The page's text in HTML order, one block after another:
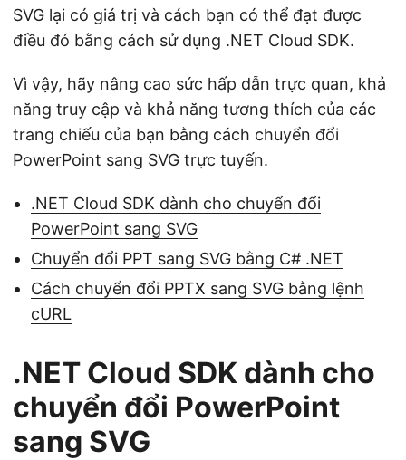
SVG lại có giá trị và cách bạn có thể đạt được
điều đó bằng cách sử dụng .NET Cloud SDK.
Vì vậy, hãy nâng cao sức hấp dẫn trực quan, khả
năng truy cập và khả năng tương thích của các
trang chiếu của bạn bằng cách chuyển đổi
PowerPoint sang SVG trực tuyến.
.NET Cloud SDK dành cho chuyển đổi
PowerPoint sang SVG
Chuyển đổi PPT sang SVG bằng C# .NET
Cách chuyển đổi PPTX sang SVG bằng lệnh
cURL
.NET Cloud SDK dành cho
chuyển đổi PowerPoint
sang SVG